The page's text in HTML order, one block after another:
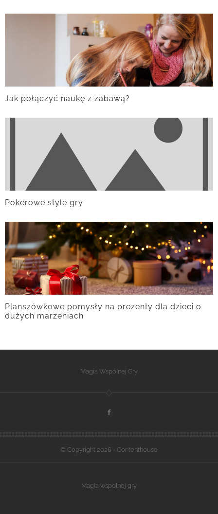
Jak połączyć naukę z zabawą?
Pokerowe style gry
Planszówkowe pomysły na prezenty dla dzieci o
dużych marzeniach
Magia Wspólnej Gry
© Copyright 2026 - Contenthouse
Magia wspólnej gry